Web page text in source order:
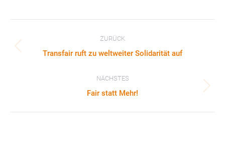
ZURÜCK
Vorheriger
Transfair ruft zu weltweiter Solidarität auf
NÄCHSTES
Nächster
Fair statt Mehr!